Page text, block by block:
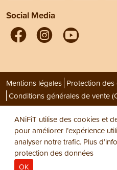
Social Media
Mentions légales Protection
Conditions générales de vente
ANiFiT utilise des cookies et
pour améliorer l’expérience
analyser notre trafic. Plus
protection des données
OK